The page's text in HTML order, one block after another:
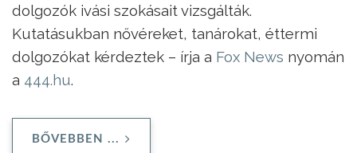
dolgozók ivási szokásait vizsgálták.
Kutatásukban nővéreket, tanárokat, éttermi
dolgozókat kérdeztek – írja a Fox News nyomán
a 444.hu.
BŐVEBBEN ...